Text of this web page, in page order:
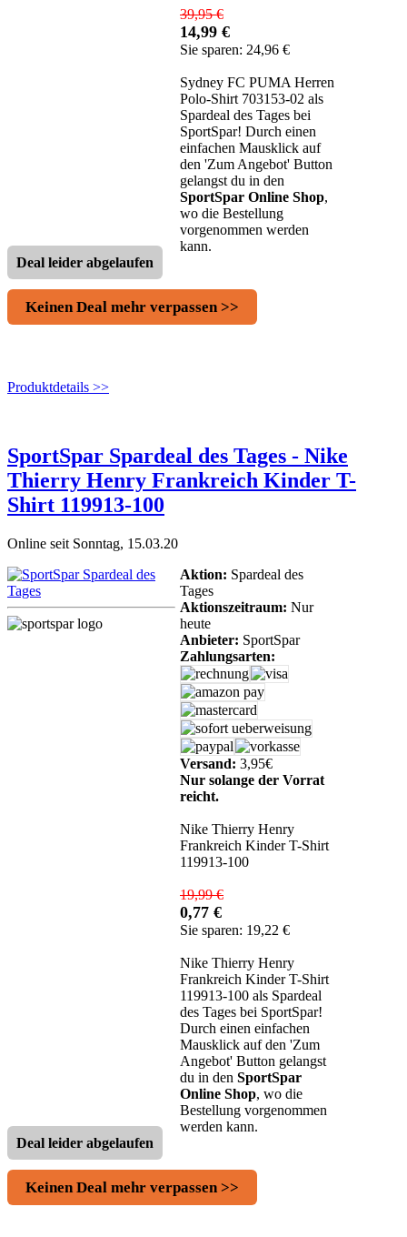
39,95 €
14,99 €
Sie sparen: 24,96 €
Sydney FC PUMA Herren
Polo-Shirt 703153-02 als
Spardeal des Tages bei
SportSpar! Durch einen
einfachen Mausklick auf
den 'Zum Angebot' Button
gelangst du in den
SportSpar Online Shop,
wo die Bestellung
vorgenommen werden
kann.
Deal leider abgelaufen
Keinen Deal mehr verpassen >>
Produktdetails >>
SportSpar Spardeal des Tages - Nike
Thierry Henry Frankreich Kinder T-
Shirt 119913-100
Online seit Sonntag, 15.03.20
Aktion: Spardeal des
Tages
Aktionszeitraum: Nur
heute
Anbieter: SportSpar
Zahlungsarten:
Versand: 3,95€
Nur solange der Vorrat
reicht.
Nike Thierry Henry
Frankreich Kinder T-Shirt
119913-100
19,99 €
0,77 €
Sie sparen: 19,22 €
Nike Thierry Henry
Frankreich Kinder T-Shirt
119913-100 als Spardeal
des Tages bei SportSpar!
Durch einen einfachen
Mausklick auf den 'Zum
Angebot' Button gelangst
du in den SportSpar
Online Shop, wo die
Bestellung vorgenommen
werden kann.
Deal leider abgelaufen
Keinen Deal mehr verpassen >>